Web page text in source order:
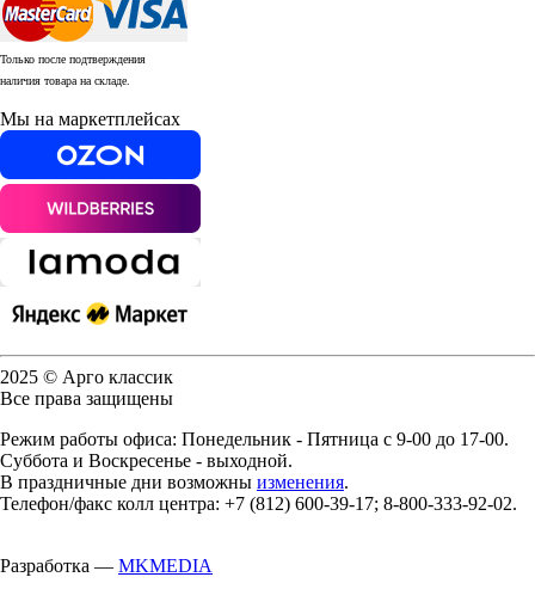
Только после подтверждения
наличия товара на складе.
Мы на маркетплейсах
2025 © Арго классик
Все права защищены
Режим работы офиса: Понедельник - Пятница с 9-00 до 17-00.
Суббота и Воскресенье - выходной.
В праздничные дни возможны изменения.
Телефон/факс колл центра: +7 (812) 600-39-17; 8-800-333-92-02.
Разработка — MKMEDIA